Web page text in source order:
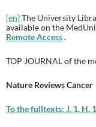
[en]The University
available on the
Remote Access.
TOP JOURNAL of the
Nature Reviews Cancer
To the fulltexts: J. 1, H.